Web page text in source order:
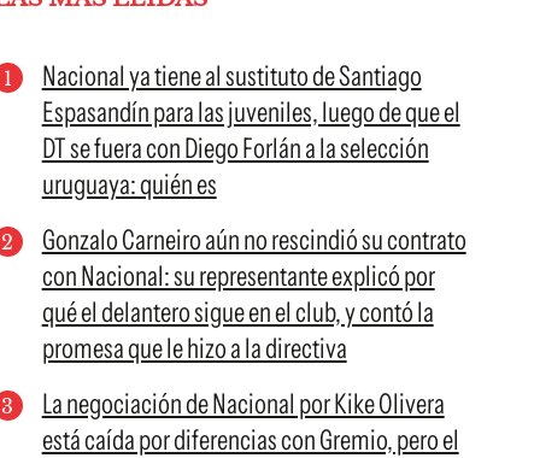
Nacional ya tiene al sustituto de Santiago
Espasandín para las juveniles, luego de que el
DT se fuera con Diego Forlán a la selección
uruguaya: quién es
Gonzalo Carneiro aún no rescindió su contrato
con Nacional: su representante explicó por
qué el delantero sigue en el club, y contó la
promesa que le hizo a la directiva
La negociación de Nacional por Kike Olivera
está caída por diferencias con Gremio, pero el